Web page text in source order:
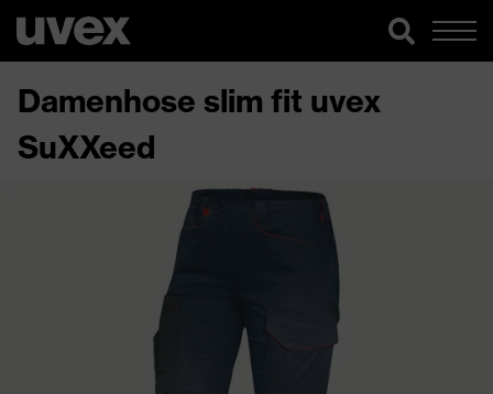
Damenhose slim fit uvex
SuXXeed